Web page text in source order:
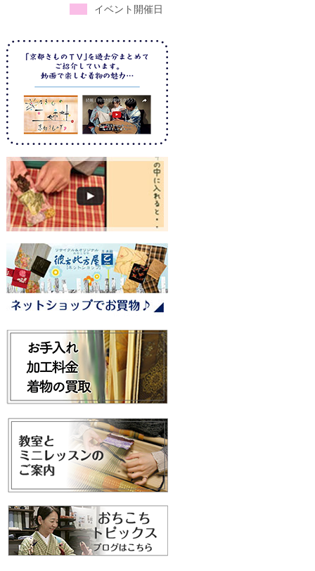
イベント開催日